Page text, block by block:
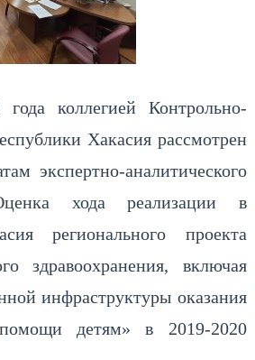
коллегией Контрольно-
Хакасия рассмотрен
экспертно-аналитического
хода реализации в
регионального проекта
здравоохранения, включая
инфраструктуры оказания
детям» в 2019-2020